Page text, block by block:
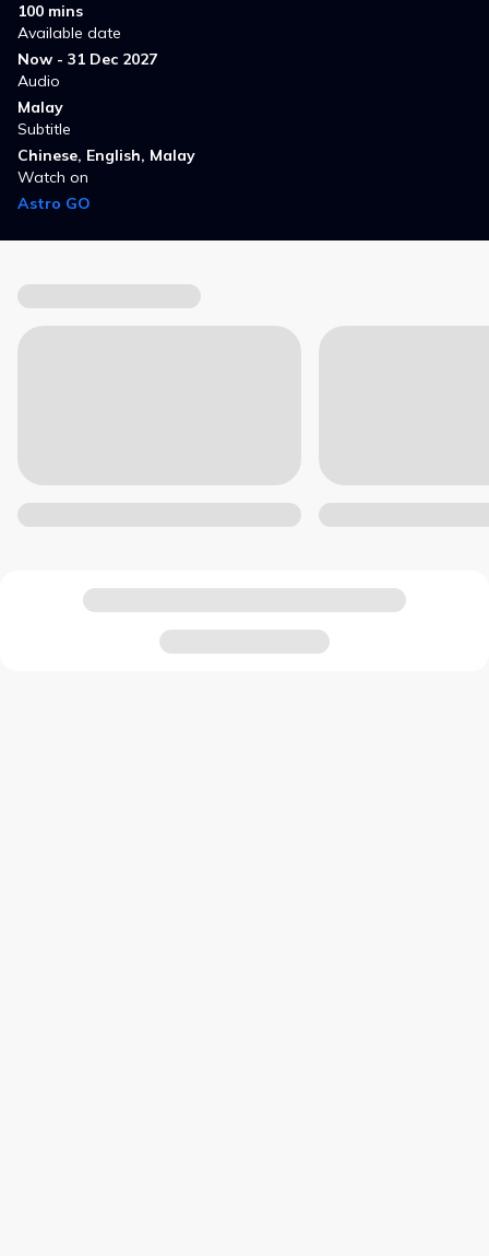
100 mins
Available date
Now - 31 Dec 2027
Audio
Malay
Subtitle
Chinese, English, Malay
Watch on
Astro GO